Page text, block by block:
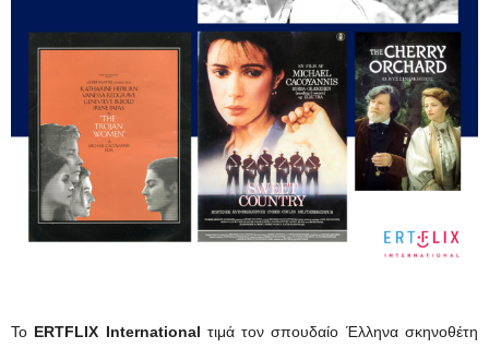
Το ERTFLIX International τιμά τον σπουδαίο Έλληνα σκηνοθέτη